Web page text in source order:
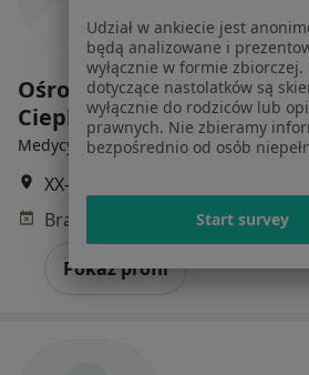
Ośrodek Zdrowia w
Ciepluch i wspólnicy
Medycyna rodzinna, Fizjoterapia
XX-lecia PRL 4, Gracze
Pokaż profil
Udział w ankiecie jest
będą analizowane i
wyłącznie w formie zbiorczej.
dotyczące nastolatków są
wyłącznie do rodziców lub
prawnych. Nie zbieramy
bezpośrednio od osób
Start survey